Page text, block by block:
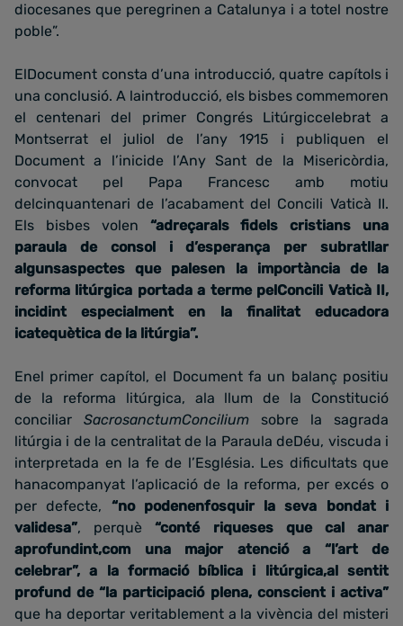
diocesanes que peregrinen a Catalunya i a totel nostre
poble”.
ElDocument consta d’una introducció, quatre capítols i
una conclusió. A laintroducció, els bisbes commemoren
el centenari del primer Congrés Litúrgiccelebrat a
Montserrat el juliol de l’any 1915 i publiquen el
Document a l’inicide l’Any Sant de la Misericòrdia,
convocat pel Papa Francesc amb motiu
delcinquantenari de l’acabament del Concili Vaticà II.
Els bisbes volen “adreçarals fidels cristians una
paraula de consol i d’esperança per subratllar
algunsaspectes que palesen la importància de la
reforma litúrgica portada a terme pelConcili Vaticà II,
incidint especialment en la finalitat educadora
icatequètica de la litúrgia”.
Enel primer capítol, el Document fa un balanç positiu
de la reforma litúrgica, ala llum de la Constitució
conciliar SacrosanctumConcilium sobre la sagrada
litúrgia i de la centralitat de la Paraula deDéu, viscuda i
interpretada en la fe de l’Església. Les dificultats que
hanacompanyat l’aplicació de la reforma, per excés o
per defecte, “no podenenfosquir la seva bondat i
validesa”, perquè“conté riqueses que cal anar
aprofundint,com una major atenció a “l’art de
celebrar”, a la formació bíblica i litúrgica,al sentit
profund de “la participació plena, conscient i activa”
que ha deportar veritablement a la vivència del misteri